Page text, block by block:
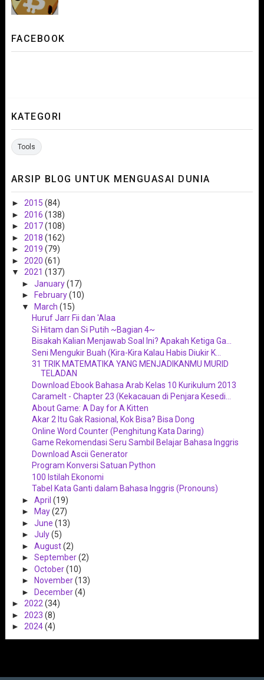
FACEBOOK
KATEGORI
Tools
ARSIP BLOG UNTUK MENGUASAI DUNIA
► 2015 (84)
► 2016 (138)
► 2017(108)
► 2018 (162)
► 2019 (79)
► 2020 (61)
▼ 2021 (137)
► January(17)
►
February(10)
▼ March (15)
Huruf Jarr Fii dan 'Alaa
Si Hitam dan Si Putih ~Bagian 4~
Bisakah Kalian Menjawab Soal Ini? Apakah Ketiga Ga...
Seni Mengukir Buah (Kira-Kira Kalau Habis Diukir K...
31 TRIK MATEMATIKA YANG MENJADIKANMU MURID
TELADAN
Download Ebook Bahasa Arab Kelas 10 Kurikulum 2013
Caramelt - Chapter 23 (Kekacauan di Penjara Kesedi...
About Game: A Day for A Kitten
Akar 2 Itu Gak Rasional, Kok Bisa? Bisa Dong
Online Word Counter (Penghitung Kata Daring)
Game Rekomendasi Seru Sambil Belajar Bahasa Inggris
Download Ascii Generator
Program Konversi Satuan Python
100 Istilah Ekonomi
Tabel Kata Ganti dalam Bahasa Inggris (Pronouns)
► April (19)
►
May(27)
► June (13)
► July(5)
► August(2)
► September(2)
► October(10)
►
November(13)
► December(4)
► 2022 (34)
► 2023 (8)
► 2024(4)